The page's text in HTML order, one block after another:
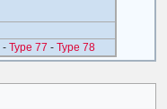
- Type 77 - Type 78